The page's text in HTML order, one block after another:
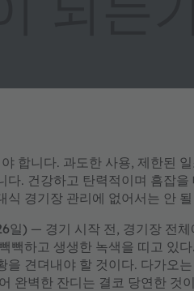
합니다. 과도한 사용, 제한된
. 건강하고 탄력적이며 흠잡
경기장 관리에 없어서는 안
일) — 경기 시작 전, 경기장 전
빽하고 생생한 녹색을 띠고 있
견뎌내야 할 것이다. 다가오
완벽한 잔디는 결코 당연한 것